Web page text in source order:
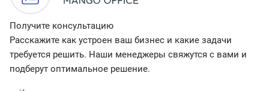
Получите консультацию
Расскажите как устроен ваш бизнес и какие задачи
требуется решить. Наши менеджеры свяжутся с вами и
подберут оптимальное решение.